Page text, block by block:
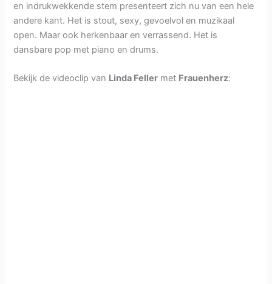
en indrukwekkende stem presenteert zich nu van een hele
andere kant. Het is stout, sexy, gevoelvol en muzikaal
open. Maar ook herkenbaar en verrassend. Het is
dansbare pop met piano en drums.
Bekijk de videoclip van Linda Feller met Frauenherz: